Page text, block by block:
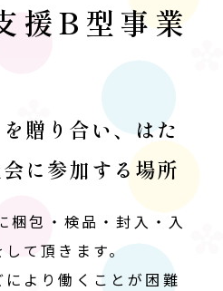
援B型事業
贈り合い、はた
に参加する場所
梱包・検品・封入・入
て頂きます。
より働くことが困難